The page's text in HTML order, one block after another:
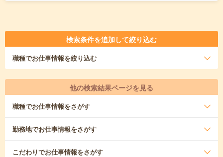
検索条件を追加して絞り込む
職種でお仕事情報を絞り込む
他の検索結果ページを見る
職種でお仕事情報をさがす
勤務地でお仕事情報をさがす
こだわりでお仕事情報をさがす